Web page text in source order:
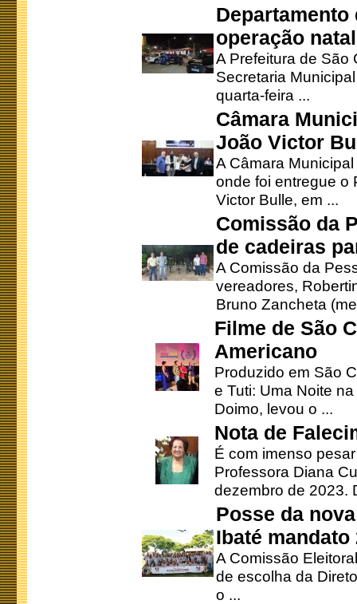
operação
A Prefeitura de São
Secretaria
quarta-feira ...
Câmara
João Victor
A Câmara
onde foi entregue o
Victor Bulle, em ...
Comissão da
de cadeiras
A Comissão da
vereadores,
Bruno Zancheta
Filme de São
Americano
Produzido em São
e Tuti: Uma Noite
Doimo, levou o ...
Nota de
É com imenso
Professora Diana
dezembro de 2023.
Posse da
Ibaté mandato
A Comissão
de escolha da
o ...